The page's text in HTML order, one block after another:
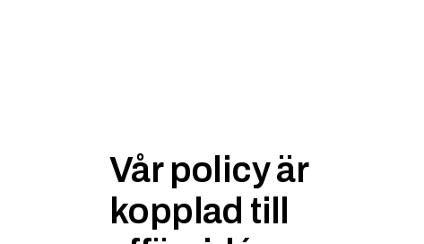
Vår policy är
kopplad till